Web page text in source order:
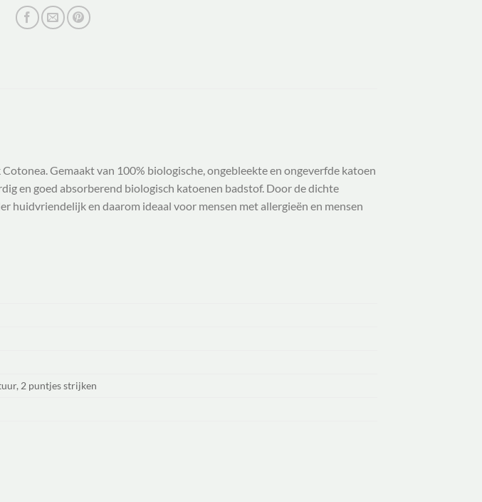
Gemaakt van 100% biologische, ongebleekte en ongeverfde katoen
en goed absorberend biologisch katoenen badstof. Door de dichte
huidvriendelijk en daarom ideaal voor mensen met allergieën en mensen
2 puntjes strijken